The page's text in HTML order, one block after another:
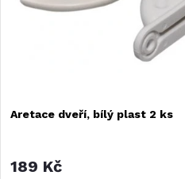
Aretace dveří, bílý plast 2 ks
189 Kč